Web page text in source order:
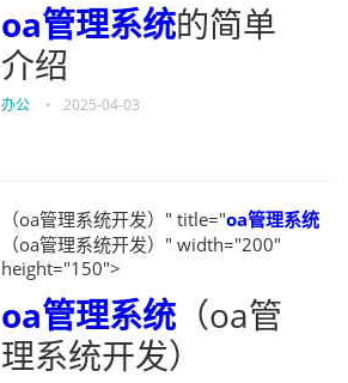
oa管理系统的简单
介绍
办公 • 2025-04-03
（oa管理系统开发）" title="oa管理系统
（oa管理系统开发）" width="200"
height="150">
oa管理系统 （oa管
理系统开发）